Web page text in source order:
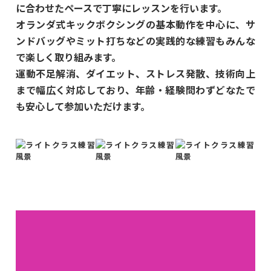
に合わせたペースで丁寧にレッスンを行います。
オランダ式キックボクシングの基本動作を中心に、サ
ンドバッグやミット打ちなどの実践的な練習もみんな
で楽しく取り組みます。
運動不足解消、ダイエット、ストレス発散、技術向上
まで幅広く対応しており、年齢・経験問わずどなたで
も安心して参加いただけます。